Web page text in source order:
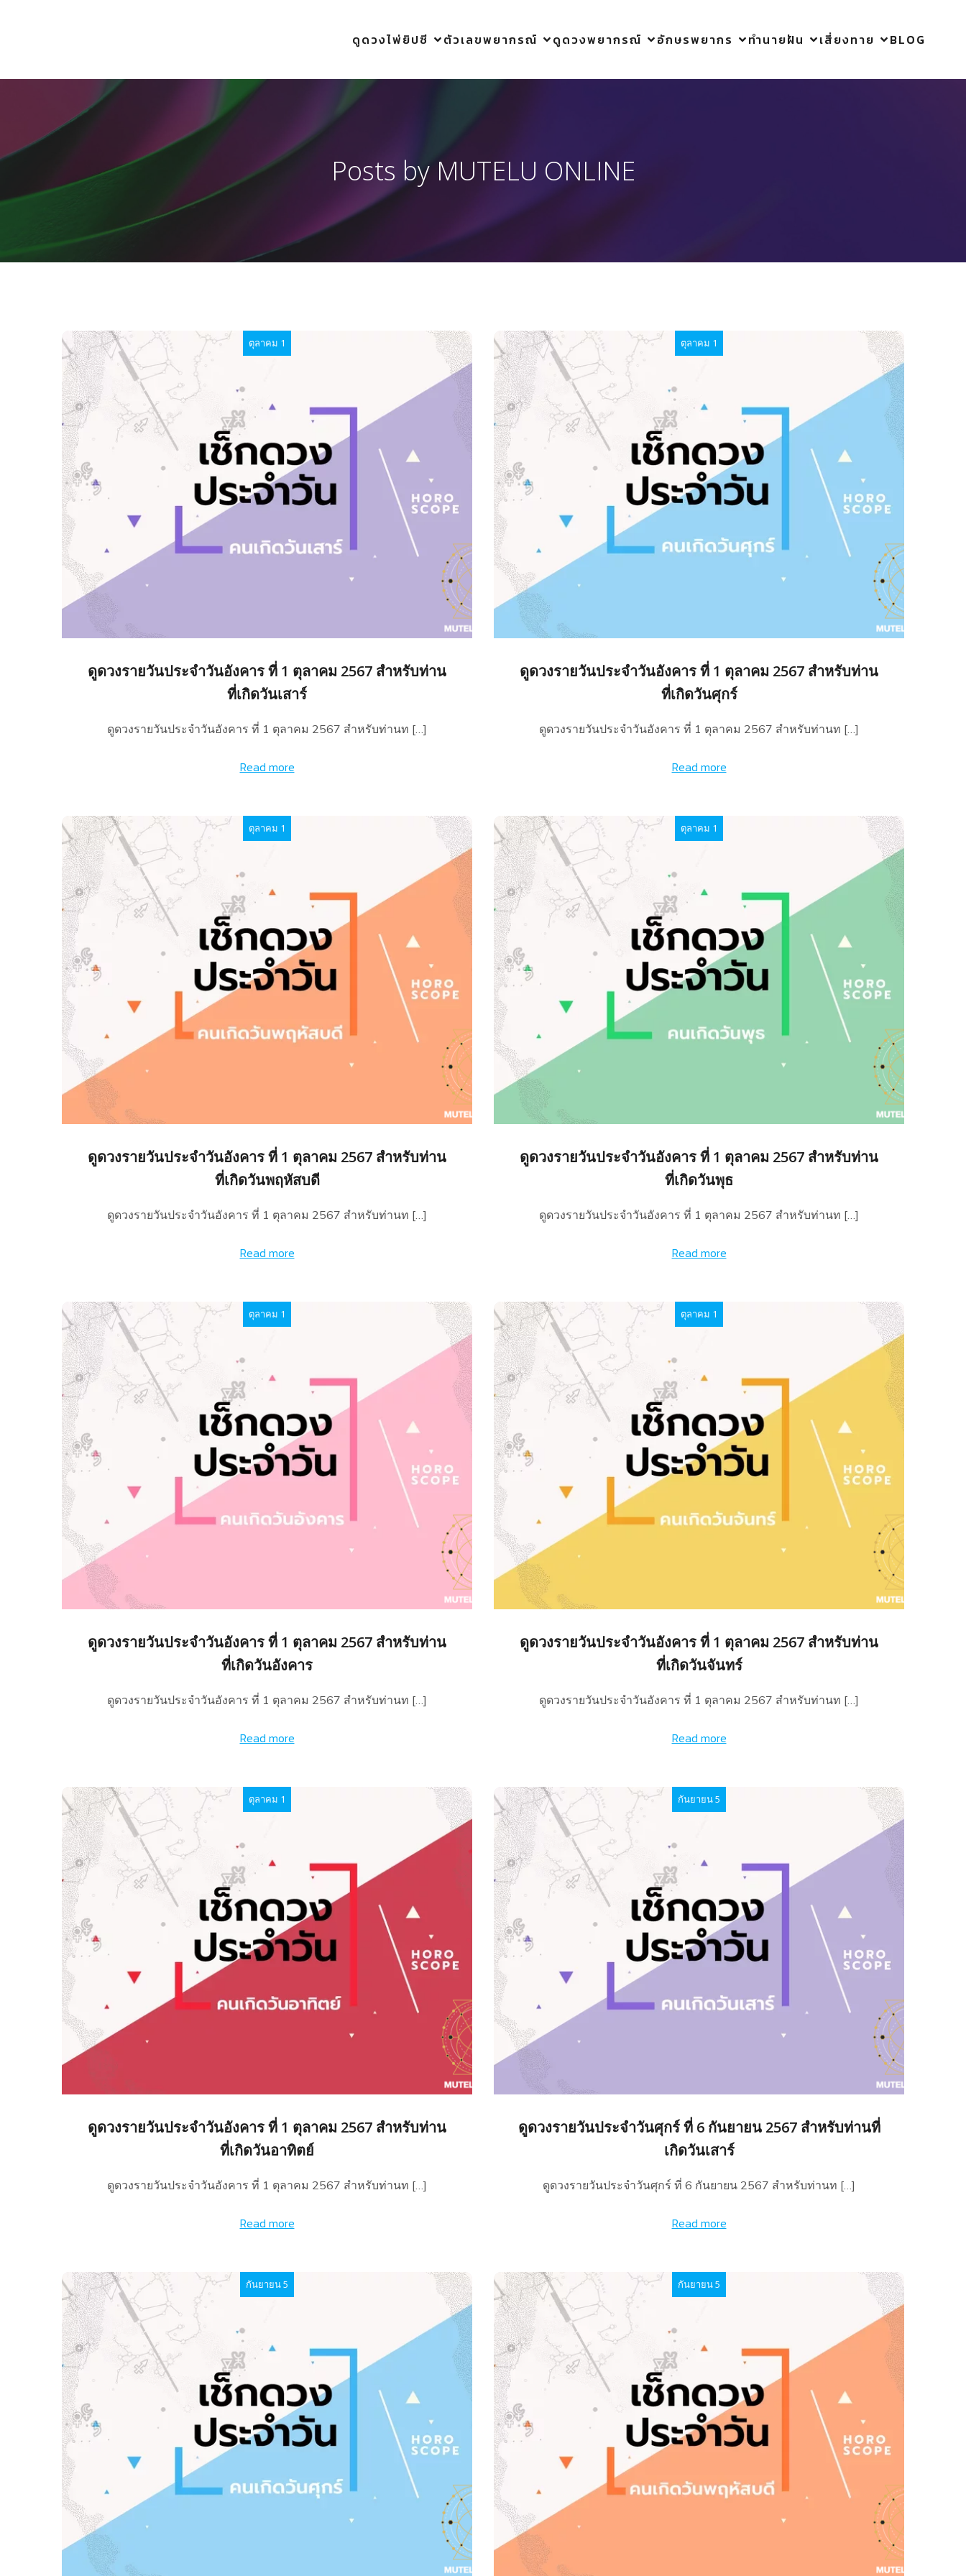
ดูดวงไพ่ยิปซี ตัวเลขพยากรณ์ ดูดวงพยากรณ์ อักษรพยากร ทำนายฝัน เสี่ยงทาย BLOG
Posts by MUTELU ONLINE
ตุลาคม 1
ดูดวงรายวันประจำวันอังคาร ที่ 1 ตุลาคม 2567 สำหรับท่าน
ที่เกิดวันเสาร์
ดูดวงรายวันประจำวันอังคาร ที่ 1 ตุลาคม 2567 สำหรับท่านท […]
Read more
ตุลาคม 1
ดูดวงรายวันประจำวันอังคาร ที่ 1 ตุลาคม 2567 สำหรับท่าน
ที่เกิดวันศุกร์
ดูดวงรายวันประจำวันอังคาร ที่ 1 ตุลาคม 2567 สำหรับท่านท […]
Read more
ตุลาคม 1
ดูดวงรายวันประจำวันอังคาร ที่ 1 ตุลาคม 2567 สำหรับท่าน
ที่เกิดวันพฤหัสบดี
ดูดวงรายวันประจำวันอังคาร ที่ 1 ตุลาคม 2567 สำหรับท่านท […]
Read more
ตุลาคม 1
ดูดวงรายวันประจำวันอังคาร ที่ 1 ตุลาคม 2567 สำหรับท่าน
ที่เกิดวันพุธ
ดูดวงรายวันประจำวันอังคาร ที่ 1 ตุลาคม 2567 สำหรับท่านท […]
Read more
ตุลาคม 1
ดูดวงรายวันประจำวันอังคาร ที่ 1 ตุลาคม 2567 สำหรับท่าน
ที่เกิดวันอังคาร
ดูดวงรายวันประจำวันอังคาร ที่ 1 ตุลาคม 2567 สำหรับท่านท […]
Read more
ตุลาคม 1
ดูดวงรายวันประจำวันอังคาร ที่ 1 ตุลาคม 2567 สำหรับท่าน
ที่เกิดวันจันทร์
ดูดวงรายวันประจำวันอังคาร ที่ 1 ตุลาคม 2567 สำหรับท่านท […]
Read more
ตุลาคม 1
ดูดวงรายวันประจำวันอังคาร ที่ 1 ตุลาคม 2567 สำหรับท่าน
ที่เกิดวันอาทิตย์
ดูดวงรายวันประจำวันอังคาร ที่ 1 ตุลาคม 2567 สำหรับท่านท […]
Read more
กันยายน 5
ดูดวงรายวันประจำวันศุกร์ ที่ 6 กันยายน 2567 สำหรับท่านที่
เกิดวันเสาร์
ดูดวงรายวันประจำวันศุกร์ ที่ 6 กันยายน 2567 สำหรับท่านท […]
Read more
กันยายน 5 กันยายน 5